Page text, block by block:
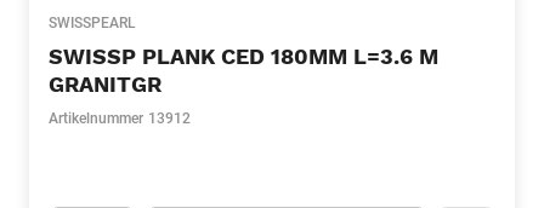
SWISSPEARL
SWISSP PLANK CED 180MM L=3.6 M
GRANITGR
Artikelnummer 13912